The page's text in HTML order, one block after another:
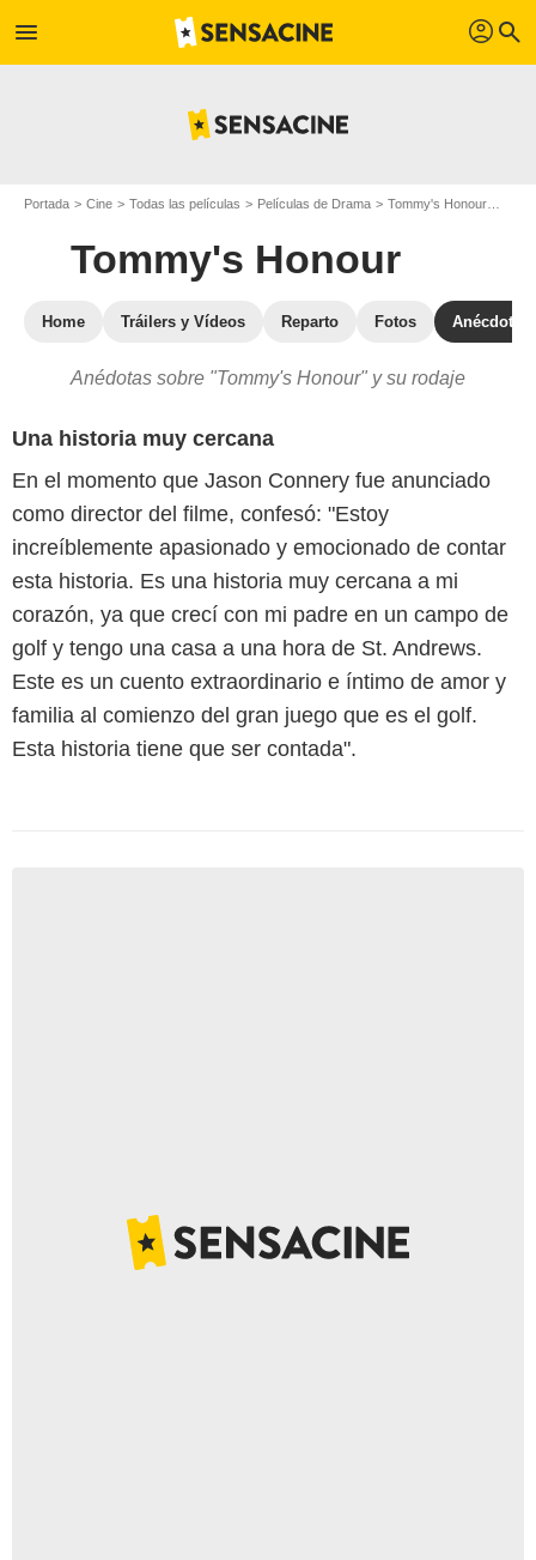
menu profil search
Portada Cine Todas las películas Películas de Drama Tommy's Honour
Tommy's Honour
Home Tráilers y Vídeos Reparto Fotos Anécdotas
Anédotas sobre "Tommy's Honour" y su rodaje
Una historia muy cercana
En el momento que Jason Connery fue anunciado
como director del filme, confesó: "Estoy
increíblemente apasionado y emocionado de contar
esta historia. Es una historia muy cercana a mi
corazón, ya que crecí con mi padre en un campo de
golf y tengo una casa a una hora de St. Andrews.
Este es un cuento extraordinario e íntimo de amor y
familia al comienzo del gran juego que es el golf.
Esta historia tiene que ser contada".